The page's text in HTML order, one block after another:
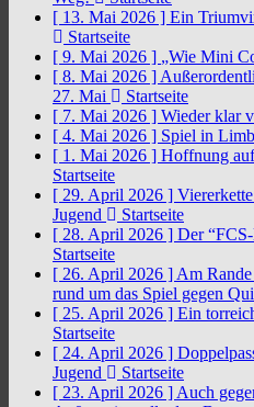
[ 13. Mai 2026 ] Ein
Startseite
[ 9. Mai 2026 ] „Wie Mini
[ 8. Mai 2026 ]
27. Mai
Startseite
[ 7. Mai 2026 ] Wieder klar
[ 4. Mai 2026 ] Spiel in
[ 1. Mai 2026 ] Hoffnung
Startseite
[ 29. April 2026 ]
Jugend
Startseite
[ 28. April 2026 ] Der
Startseite
[ 26. April 2026 ] Am
rund um das Spiel gegen
[ 25. April 2026 ] Ein
Startseite
[ 24. April 2026 ]
Jugend
Startseite
[ 23. April 2026 ] Auch